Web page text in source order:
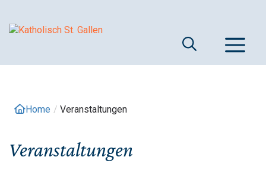
Inhalt
Home / Veranstaltungen
Veranstaltungen